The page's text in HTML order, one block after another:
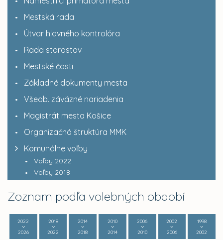
Mestská rada
Útvar hlavného kontrolóra
Rada starostov
Mestské časti
Základné dokumenty mesta
Všeob. záväzné nariadenia
Magistrát mesta Košice
Organizačná štruktúra MMK
Komunálne voľby
Voľby 2022
Voľby 2018
Zoznam podľa volebných období
2022
2026
2018
2022
2014
2018
2010
2014
2006
2010
2002
2006
1998
2002